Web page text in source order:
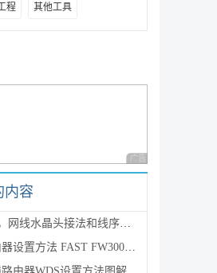
程 其他工具
广告 商业广告，理性
内容
水晶头接法和线序（图文详解）
法 FAST FW300R无线路由器设置图